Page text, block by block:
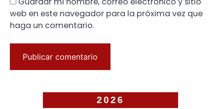
web en este navegador para la próxima vez que
haga un comentario.
2026